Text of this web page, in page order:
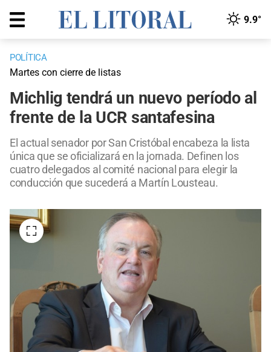
9.9°
POLÍTICA
Martes con cierre de listas
Michlig tendrá un nuevo período al
frente de la UCR santafesina
El actual senador por San Cristóbal encabeza la lista
única que se oficializará en la jornada. Definen los
cuatro delegados al comité nacional para elegir la
conducción que sucederá a Martín Lousteau.